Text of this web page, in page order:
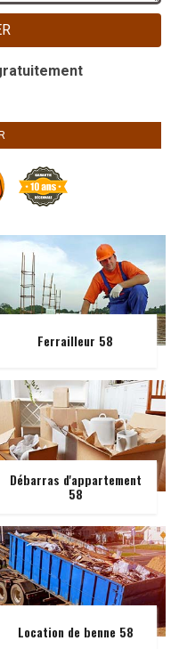
Ferrailleur 58
Débarras d'appartement
58
Location de benne 58